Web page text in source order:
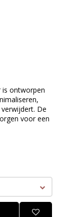
is ontworpen
De
voor een